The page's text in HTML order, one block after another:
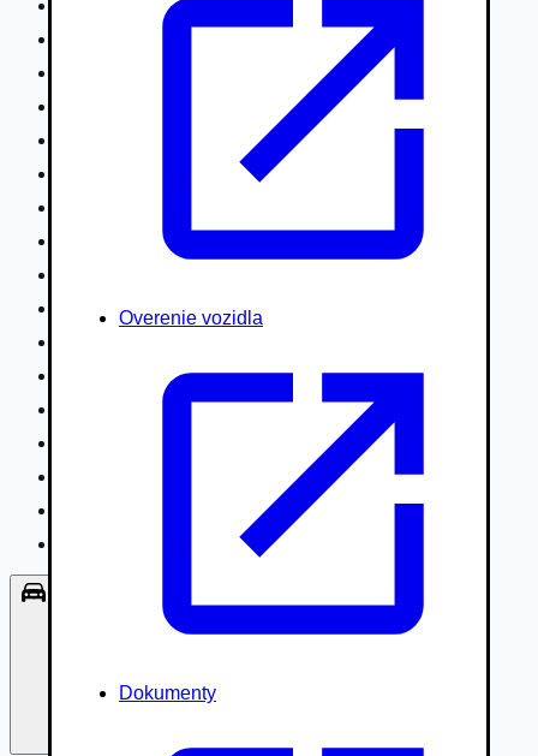
Overenie vozidla
Dokumenty
Nákladné vozidlá nad 7,5t
Vodné/Snežné skútre, štvorkolky
Poľnohospodárske vozidlá / stroje
Hydraulické ruky autožeriavy
Špeciály/nosiče kontajnerov
Návesy/prívesy nadstavby
Lode/člny, lietadlá/vznášadlá
Príslušenstvo, Oblečenie